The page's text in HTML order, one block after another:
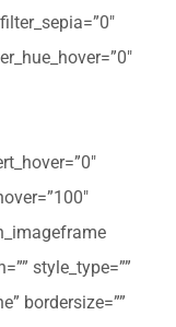
style_type=””
bordersize=””